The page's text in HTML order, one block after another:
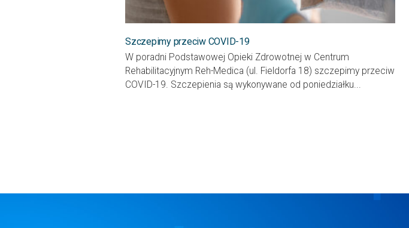
Szczepimy przeciw COVID-19
W poradni Podstawowej Opieki Zdrowotnej w Centrum
Rehabilitacyjnym Reh-Medica (ul. Fieldorfa 18) szczepimy przeciw
COVID-19. Szczepienia są wykonywane od poniedziałku...